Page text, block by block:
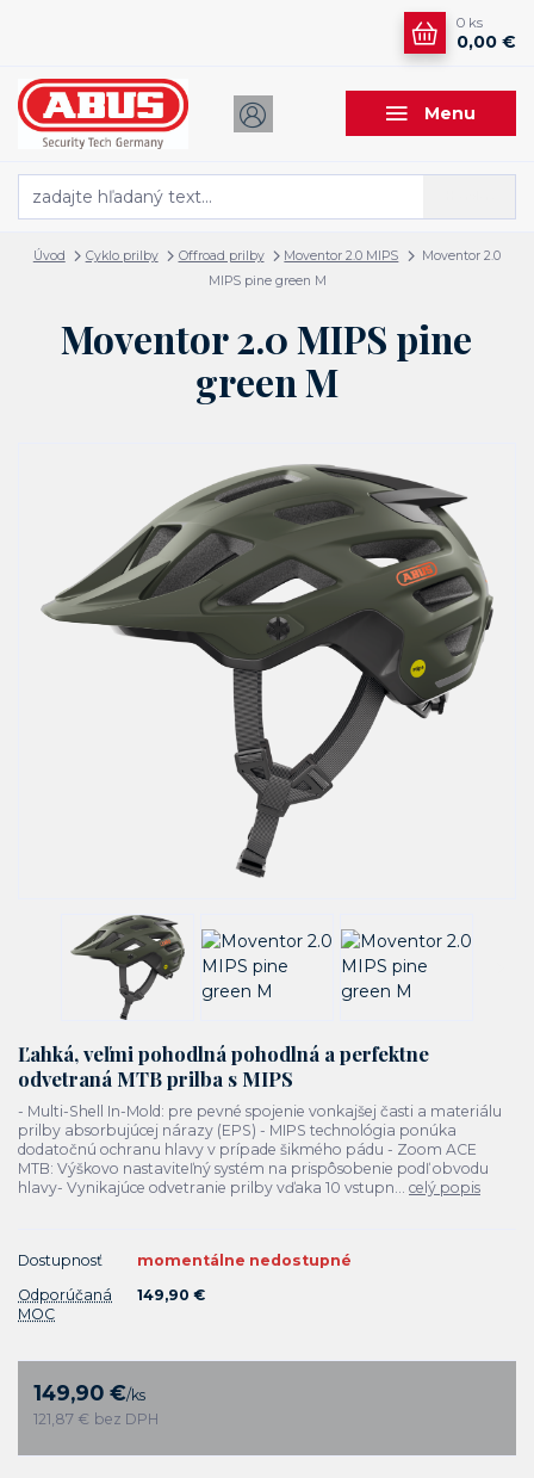
Menu
0 ks
0,00 €
Úvod Cyklo prilby Offroad prilby Moventor 2.0 MIPS
Moventor 2.0
MIPS pine green M
Moventor 2.0 MIPS pine
green M
Ľahká, veľmi pohodlná pohodlná a perfektne
odvetraná MTB prilba s MIPS
- Multi-Shell In-Mold: pre pevné spojenie vonkajšej časti a materiálu
prilby absorbujúcej nárazy (EPS) - MIPS technológia ponúka
dodatočnú ochranu hlavy v prípade šikmého pádu - Zoom ACE
MTB: Výškovo nastaviteľný systém na prispôsobenie podľ obvodu
hlavy- Vynikajúce odvetranie prilby vďaka 10 vstupn... celý popis
Dostupnosť
momentálne nedostupné
Odporúčaná
MOC
149,90 €
149,90 €/ks
121,87 € bez DPH